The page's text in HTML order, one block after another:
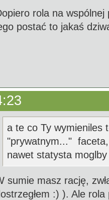
rola na wspólnej
postać to jakaś
a te co Ty wymieniles
"prywatnym..."
nawet statysta
sumie masz rację,
:) ). Ale rola